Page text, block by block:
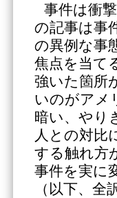
事件は衝
の記事は事
の異例な事
焦点を当て
強いた箇所
いのがアメ
暗い、やり
人との対比
する触れ方
事件を実に
（以下、全